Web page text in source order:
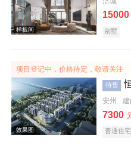
效果图
效果图
15000
别墅
项目登记中，价格待定，敬请关注
待售
安州
7300
普通住宅